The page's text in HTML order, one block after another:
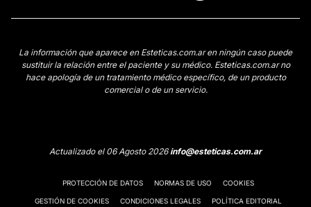
La información que aparece en Esteticas.com.ar en ningún caso puede
sustituir la relación entre el paciente y su médico. Esteticas.com.ar no
hace apología de un tratamiento médico específico, de un producto
comercial o de un servicio.
Actualizado el 06 Agosto 2026info@esteticas.com.ar
PROTECCIÓN DE DATOS NORMAS DE USO COOKIES
GESTIÓN DE COOKIES CONDICIONES LEGALES POLÍTICA EDITORIAL